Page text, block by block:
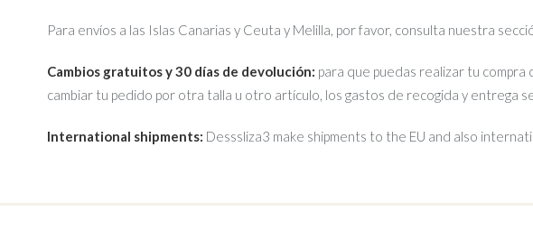
Para envíos a las Islas Canarias y Ceuta y Melilla, por favor, consulta nuestra
Cambios gratuitos y 30 días de devolución: para que puedas realizar tu
cambiar tu pedido por otra talla u otro artículo, los gastos de recogida y entrega
International shipments: Desssliza3 make shipments to the EU and also